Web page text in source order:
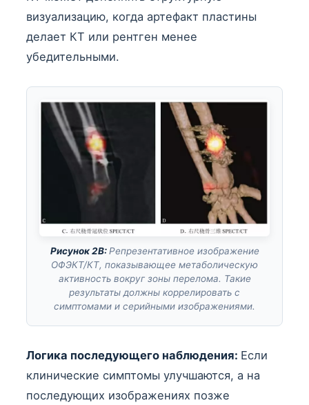
визуализацию, когда артефакт пластины
делает КТ или рентген менее
убедительными.
Рисунок 2B:Репрезентативное изображение
ОФЭКТ/КТ, показывающее метаболическую
активность вокруг зоны перелома. Такие
результаты должны коррелировать с
симптомами и серийными изображениями.
Логика последующего наблюдения: Если
клинические симптомы улучшаются, а на
последующих изображениях позже